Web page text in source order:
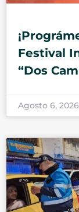
Festival
“Dos
Agosto 6, 2026